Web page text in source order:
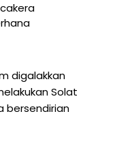
digalakkan
Solat
bersendirian